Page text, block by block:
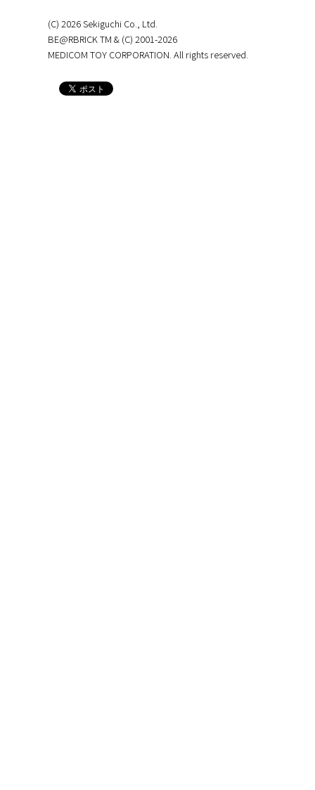
(C) 2026 Sekiguchi Co., Ltd.
BE@RBRICK TM & (C) 2001-2026
MEDICOM TOY CORPORATION. All rights reserved.